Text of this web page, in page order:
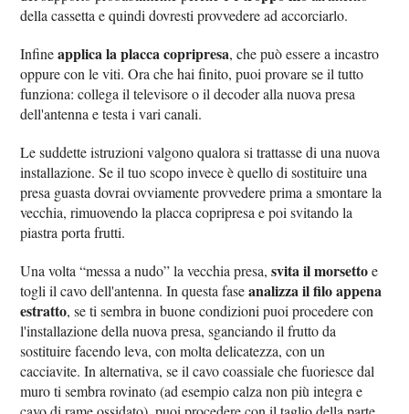
della cassetta e quindi dovresti provvedere ad accorciarlo.
Infineapplica la placca copripresa, che può essere a incastro
oppure con le viti. Ora che hai finito, puoi provare se il tutto
funziona: collega il televisore o il decoder alla nuova presa
dell'antenna e testa i vari canali.
Le suddette istruzioni valgono qualora si trattasse di una nuova
installazione. Se il tuo scopo invece è quello di sostituire una
presa guasta dovrai ovviamente provvedere prima a smontare la
vecchia, rimuovendo la placca copripresa e poi svitando la
piastra porta frutti.
Una volta “messa a nudo” la vecchia presa,svita il morsettoe
togli il cavo dell'antenna. In questa faseanalizza il filo appena
estratto, se ti sembra in buone condizioni puoi procedere con
l'installazione della nuova presa, sganciando il frutto da
sostituire facendo leva, con molta delicatezza, con un
cacciavite. In alternativa, se il cavo coassiale che fuoriesce dal
muro ti sembra rovinato (ad esempio calza non più integra e